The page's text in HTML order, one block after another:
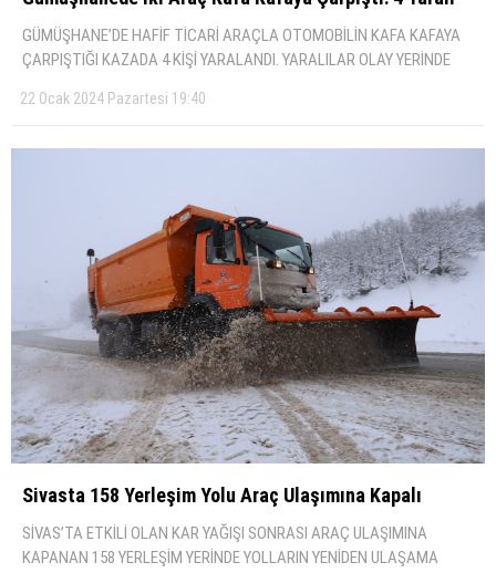
GÜMÜŞHANE’DE HAFİF TİCARİ ARAÇLA OTOMOBİLİN KAFA KAFAYA
ÇARPIŞTIĞI KAZADA 4 KİŞİ YARALANDI. YARALILAR OLAY YERİNDE
22 Ocak 2024 Pazartesi 19:40
Si̇vasta 158 Yerleşi̇m Yolu Araç Ulaşımına Kapalı
SİVAS’TA ETKİLİ OLAN KAR YAĞIŞI SONRASI ARAÇ ULAŞIMINA
KAPANAN 158 YERLEŞİM YERİNDE YOLLARIN YENİDEN ULAŞAMA